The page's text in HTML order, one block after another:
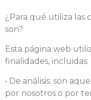
¿Para qué utiliza las
son?
Esta página web
finalidades, incluidas:
• De análisis: son
por nosotros o por